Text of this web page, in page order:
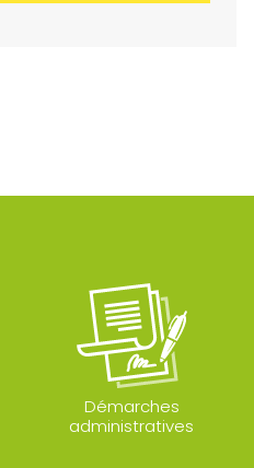
Démarches
administratives